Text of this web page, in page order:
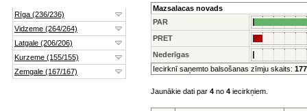
Mazsalacas novads
PAR
PRET
Nederīgas
Iecirknī saņemto balsošanas zīmju skaits:
Jaunākie dati par 4 no 4 iecirkņiem.